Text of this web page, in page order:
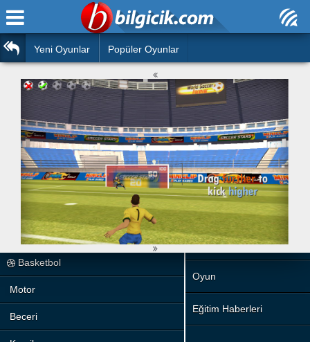
Araba
Boyama
Futbol
Çocuk
Angry Birds
Silah
Basketbol
Motor
Beceri
Ana Sayfa
Bilmeceler
Bulmacalar
Deyimler
Duvar Yazıları
Hızlı Okuma Testi
Hesaplamalar
Oyun
Eğitim Haberleri
Yeni Oyunlar Popüler Oyunlar